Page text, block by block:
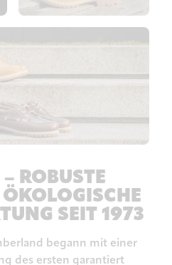
ROBUSTE
SEIT 1973
begann mit einer
des ersten garantiert